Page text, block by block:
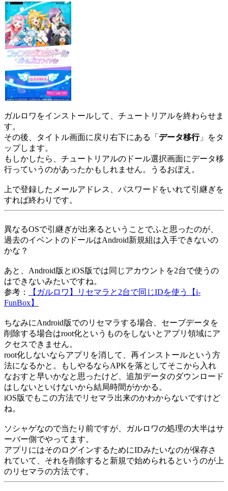
ガルロワをインストールして、チュートリアルを終わらせま
す。
その後、タイトル画面に戻り右下にある「 データ移行」をタ
ップします。
もしかしたら、チュートリアルのドール選択画面にデータ移
行っていうのがあったかもしれません。うるおぼえ。
上で登録したメールアドレス、パスワードをいれて引継ぎを
すれば終わりです。
異なるOSで引継ぎが出来るということでふと思ったのが、
過去のイベントのドールはAndroid新規組は入手できないの
かな？
あと、Android版とiOS版では同じアカウントを2台で使うの
はできないみたいですね。
参考：
【ガルロワ】リセマラと2台で同じIDを使う【i-
FunBox】
ちなみにAndroid版でのリセマラする場合、セーブデータを
削除する場合はroot化というものをしないとアプリ領域にア
クセスできません。
root化しないならアプリを消して、再インストールという方
法になるかと。もしやるならAPKを落としてそこから入れ
なおすと早いかなと思ったけど、追加データのダウンロード
はしないといけないから結局時間がかかる。
iOS版でもこの方法でリセマラ出来のかわからないですけど
ね。
ソシャゲなので当たり前ですが、ガルロワの処理の大半はサ
ーバー側でやってます。
アプリにはそのログインするためにIDみたいなのが保存さ
れていて、それを削除すると新規で始められるというのが上
のリセマラの方法です。